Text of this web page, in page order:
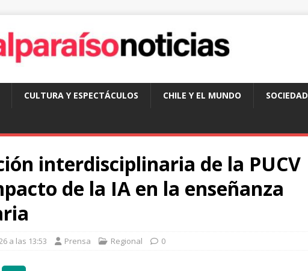
CULTURA Y ESPECTÁCULOS CHILE Y EL MUNDO SOCIEDAD
interdisciplinaria de la PUCV
de la IA en la enseñanza
a las 13:53 Prensa Regional 0